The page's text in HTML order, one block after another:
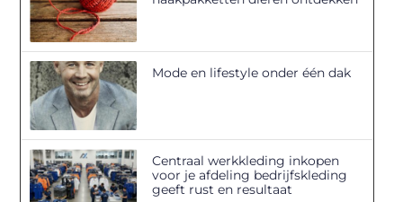
Mode en lifestyle onder één dak
Centraal werkkleding inkopen
voor je afdeling bedrijfskleding
geeft rust en resultaat